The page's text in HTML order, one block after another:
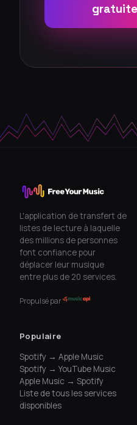
L'application de transfert de
listes de lecture à laquelle
des millions de personnes
font confiance pour
déplacer leur musique
entre plus de 20 services.
Propulsé par
Populaire
Spotify → Apple Music
Spotify → YouTube Music
Apple Music → Spotify
Liste de tous les services
disponibles